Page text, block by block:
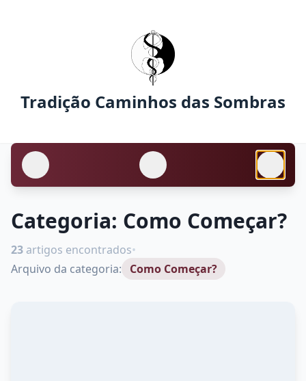
Tradição Caminhos das Sombras
Categoria: Como Começar?
23 artigos encontrados•
Arquivo da categoria:
Como Começar?